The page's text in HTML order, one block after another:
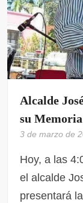
Alcalde
su
3 de marzo de
Hoy, a las
el alcalde
presentará